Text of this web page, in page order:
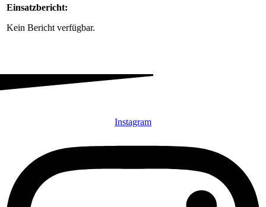
Einsatzbericht:
Kein Bericht verfügbar.
Instagram